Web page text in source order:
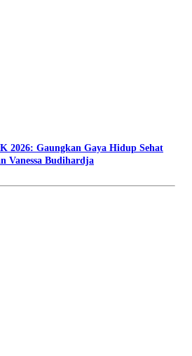
2026: Gaungkan Gaya Hidup Sehat
Vanessa Budihardja